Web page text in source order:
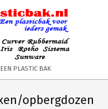
PLASTIC BAK
opbergdozen